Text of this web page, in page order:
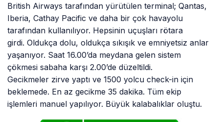
British Airways tarafından yürütülen terminal; Qantas,
Iberia, Cathay Pacific ve daha bir çok havayolu
tarafından kullanılıyor. Hepsinin uçuşları rötara
girdi. Oldukça dolu, oldukça sıkışık ve emniyetsiz anlar
yaşanıyor. Saat 16.00’da meydana gelen sistem
çökmesi sabaha karşı 2.00’de düzeltildi.
Gecikmeler zirve yaptı ve 1500 yolcu check-in için
beklemede. En az gecikme 35 dakika. Tüm ekip
işlemleri manuel yapılıyor. Büyük kalabalıklar oluştu.